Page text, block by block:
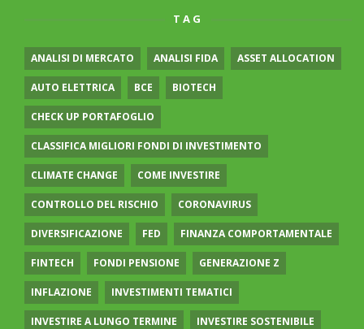
TAG
ANALISI DI MERCATO ANALISI FIDA ASSET ALLOCATION
AUTO ELETTRICA BCE BIOTECH
CHECK UP PORTAFOGLIO
CLASSIFICA MIGLIORI FONDI DI INVESTIMENTO
CLIMATE CHANGE COME INVESTIRE
CONTROLLO DEL RISCHIO CORONAVIRUS
DIVERSIFICAZIONE FED FINANZA COMPORTAMENTALE
FINTECH FONDI PENSIONE GENERAZIONE Z
INFLAZIONE INVESTIMENTI TEMATICI
INVESTIRE A LUNGO TERMINE INVESTIRE SOSTENIBILE